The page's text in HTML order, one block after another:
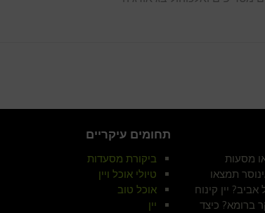
מסעות
תמצאו
יין קינוח
ברומא? כיצד
תחומים עיקריים
ביקורת מסעדות
טיולי אוכל ויין
אוכל טוב
יין